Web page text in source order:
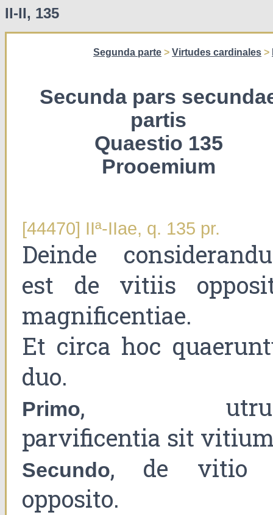
II-II, 135
Segunda parte > Virtudes cardinales >
Secunda pars
partis
Quaestio 135
Prooemium
[44470] IIª-IIae, q. 135 pr.
Deinde
est de vitiis
magnificentiae.
Et circa hoc
duo.
Primo,
parvificentia sit
Secundo, de vitio
opposito.